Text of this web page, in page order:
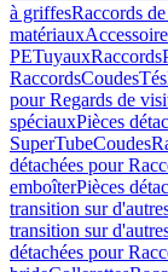
à griffesRaccords
matériaux
PETuyauxRaccords
RaccordsCoudesTés
pour Regards de
spéciauxPièces
SuperTubeCoudes
détachées pour
emboîterPièces
transition sur
transition sur
détachées pour